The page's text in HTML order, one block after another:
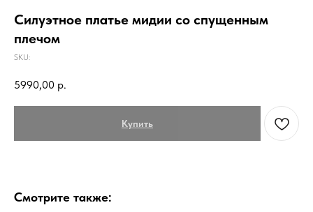
Силуэтное платье мидии со спущенным
плечом
SKU:
5990,00 р.
Купить
Смотрите также: